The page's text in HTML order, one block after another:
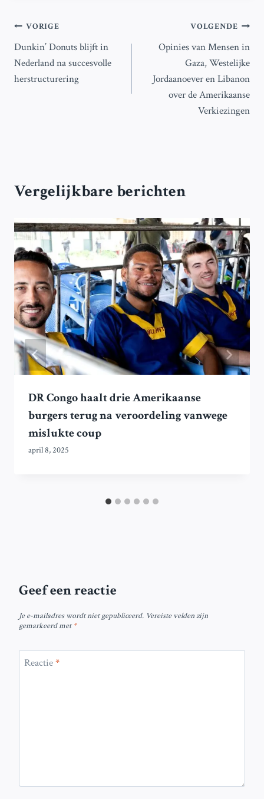
Bericht
navigatie
VORIGE
Dunkin’ Donuts blijft in
Nederland na succesvolle
herstructurering
VOLGENDE
Opinies van Mensen in
Gaza, Westelijke
Jordaanoever en Libanon
over de Amerikaanse
Verkiezingen
Vergelijkbare berichten
DR Congo haalt drie Amerikaanse
burgers terug na veroordeling vanwege
mislukte coup
april 8, 2025
Geef een reactie
Je e-mailadres wordt niet gepubliceerd. Vereiste velden zijn
gemarkeerd met*
Reactie*